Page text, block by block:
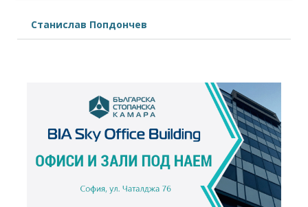
Новини, 19.02.2019
БСК и браншови организации призовават...
+
Новини, 13.02.2019
БСК изпрати на НАП резултатите от анкетното...
+
Новини, 08.02.2019
НАП тепърва ще анализира ефекта от смяната на...
Станислав Попдончев